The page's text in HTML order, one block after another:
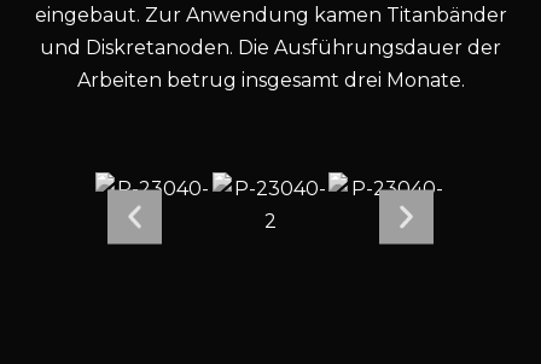
eingebaut. Zur Anwendung kamen Titanbänder
und Diskretanoden. Die Ausführungsdauer der
Arbeiten betrug insgesamt drei Monate.